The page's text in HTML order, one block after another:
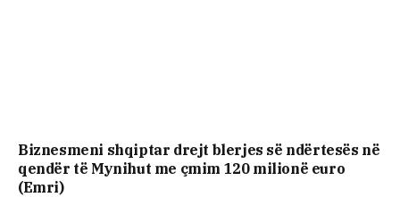
Biznesmeni shqiptar drejt blerjes së ndërtesës në
qendër të Mynihut me çmim 120 milionë euro
(Emri)